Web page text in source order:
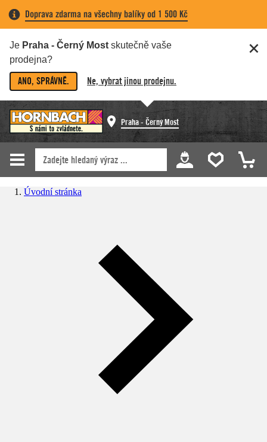
Doprava zdarma na všechny balíky od 1 500 Kč
Je Praha - Černý Most skutečně vaše
prodejna?
ANO, SPRÁVNĚ. Ne, vybrat jinou prodejnu.
Praha - Černý Most
Úvodní stránka